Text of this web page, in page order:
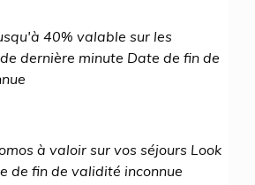
40% valable sur les
dernière minute Date de fin de
à valoir sur vos séjours Look
de fin de validité inconnue